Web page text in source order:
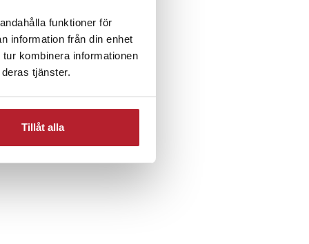
funktioner för
information från din enhet
kombinera informationen
tjänster.
Tillåt alla